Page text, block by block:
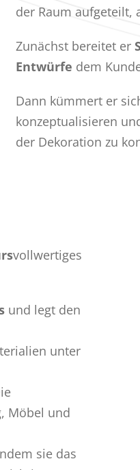
der Raum aufgeteilt,
Zunächst bereitet er
Entwürfe dem
Dann kümmert er
konzeptualisieren
der Dekoration zu
vollwertiges
und legt den
unter
Möbel und
sie das